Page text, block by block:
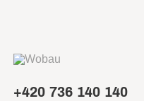
+420 736 140 140